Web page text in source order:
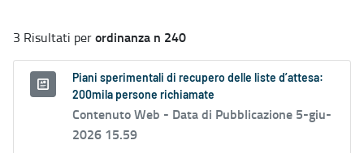
3 Risultati perordinanza n 240
Piani sperimentali di recupero delle liste d’attesa:
200mila persone richiamate
Contenuto Web - Data di Pubblicazione 5-giu-
2026 15.59